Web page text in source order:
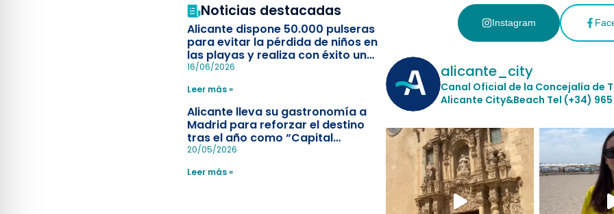
Noticias destacadas
Alicante dispone 50.000 pulseras
para evitar la pérdida de niños en
las playas y realiza con éxito un
simulacro de socorrismo
16/06/2026
Leer más »
Alicante lleva su gastronomía a
Madrid para reforzar el destino
tras el año como “Capital
Española”
20/05/2026
Leer más »
Instagram
alicante_city
Canal Oficial de la Concejalía de
Alicante City&Beach Tel (+34) 965